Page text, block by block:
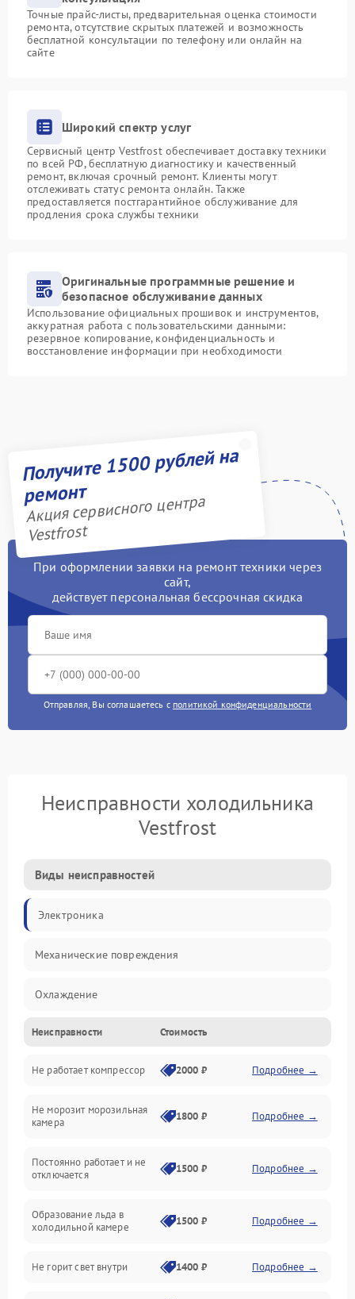
Точные прайс-листы, предварительная оценка стоимости
ремонта, отсутствие скрытых платежей и возможность
бесплатной консультации по телефону или онлайн на
сайте
Широкий спектр услуг
Сервисный центр Vestfrost обеспечивает доставку техники
по всей РФ, бесплатную диагностику и качественный
ремонт, включая срочный ремонт. Клиенты могут
отслеживать статус ремонта онлайн. Также
предоставляется постгарантийное обслуживание для
продления срока службы техники
Оригинальные программные решение и
безопасное обслуживание данных
Использование официальных прошивок и инструментов,
аккуратная работа с пользовательскими данными:
резервное копирование, конфиденциальность и
восстановление информации при необходимости
Получите 1500 рублей на
ремонт
Акция сервисного центра
Vestfrost
При оформлении заявки на ремонт техники через
сайт,
действует персональная бессрочная скидка
Отправляя, Вы соглашаетесь с политикой конфиденциальности
Неисправности холодильника
Vestfrost
Виды неисправностей
Электроника
Механические повреждения
Охлаждение
Механика
Электропитание
Дренаж
Неисправности Стоимость
Не работает компрессор 2000 ₽ Подробнее →
Не морозит морозильная
камера
1800 ₽ Подробнее →
Постоянно работает и не
отключается
1500 ₽ Подробнее →
Образование льда в
холодильной камере
1500 ₽ Подробнее →
Не горит свет внутри 1400 ₽ Подробнее →